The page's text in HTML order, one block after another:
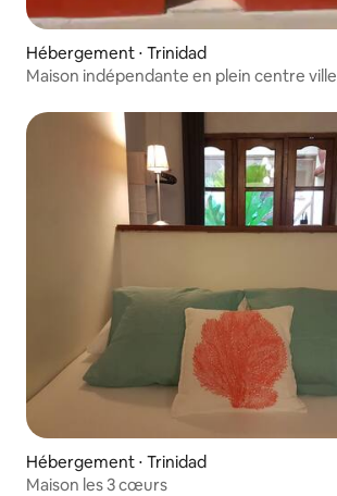
Hébergement ⋅ Trinidad
Maison indépendante en plein centre ville
Hébergement ⋅ Trinidad
Maison les 3 cœurs